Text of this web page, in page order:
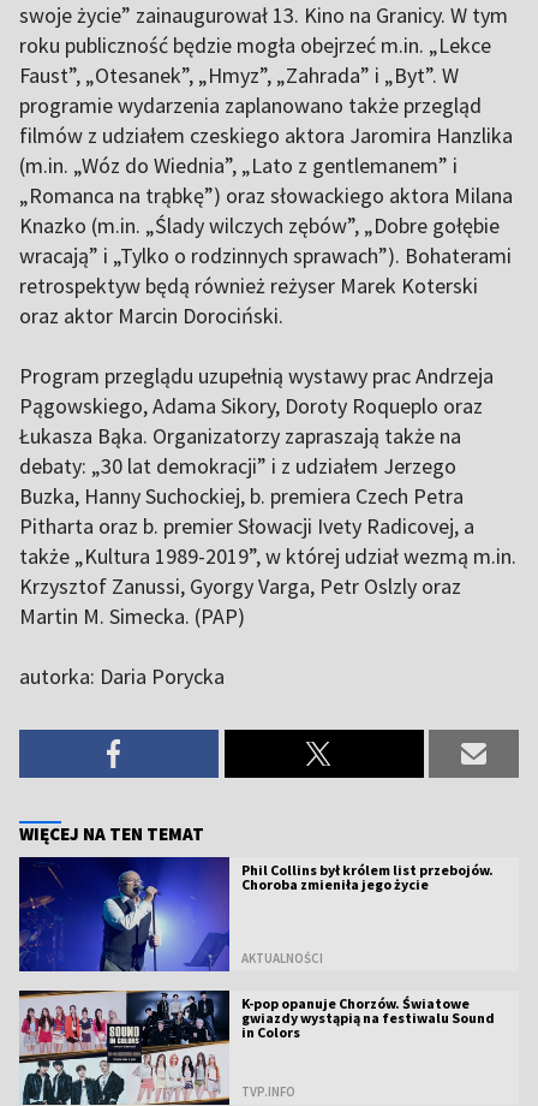
swoje życie” zainaugurował 13. Kino na Granicy. W tym
roku publiczność będzie mogła obejrzeć m.in. „Lekce
Faust”, „Otesanek”, „Hmyz”, „Zahrada” i „Byt”. W
programie wydarzenia zaplanowano także przegląd
filmów z udziałem czeskiego aktora Jaromira Hanzlika
(m.in. „Wóz do Wiednia”, „Lato z gentlemanem” i
„Romanca na trąbkę”) oraz słowackiego aktora Milana
Knazko (m.in. „Ślady wilczych zębów”, „Dobre gołębie
wracają” i „Tylko o rodzinnych sprawach”). Bohaterami
retrospektyw będą również reżyser Marek Koterski
oraz aktor Marcin Dorociński.
Program przeglądu uzupełnią wystawy prac Andrzeja
Pągowskiego, Adama Sikory, Doroty Roqueplo oraz
Łukasza Bąka. Organizatorzy zapraszają także na
debaty: „30 lat demokracji” i z udziałem Jerzego
Buzka, Hanny Suchockiej, b. premiera Czech Petra
Pitharta oraz b. premier Słowacji Ivety Radicovej, a
także „Kultura 1989-2019”, w której udział wezmą m.in.
Krzysztof Zanussi, Gyorgy Varga, Petr Oslzly oraz
Martin M. Simecka. (PAP)
autorka: Daria Porycka
WIĘCEJ NA TEN TEMAT
Phil Collins był królem list przebojów.
Choroba zmieniła jego życie
AKTUALNOŚCI
K-pop opanuje Chorzów. Światowe
gwiazdy wystąpią na festiwalu Sound
in Colors
TVP.INFO